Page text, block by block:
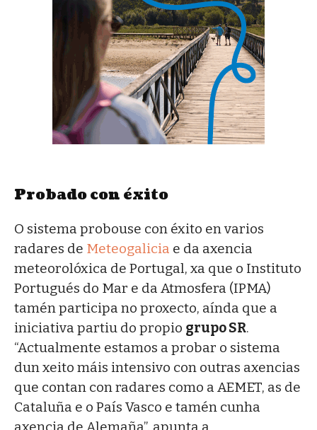
Probado con éxito
O sistema probouse con éxito en varios
radares de Meteogalicia e da axencia
meteorolóxica de Portugal, xa que o Instituto
Portugués do Mar e da Atmosfera (IPMA)
tamén participa no proxecto, aínda que a
iniciativa partiu do propio grupo SR.
“Actualmente estamos a probar o sistema
dun xeito máis intensivo con outras axencias
que contan con radares como a AEMET, as de
Cataluña e o País Vasco e tamén cunha
axencia de Alemaña”, apunta a